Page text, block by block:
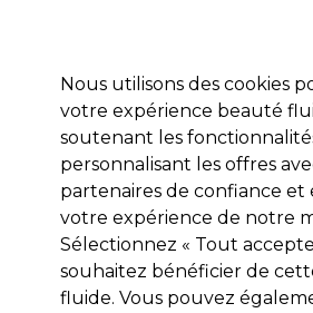
Se
Marques Bons plans Coiffure
Livraison et délais
lire la suite
Wunderbar
Wunderbar Coloration
Nous utilisons des cookies
votre expérience beauté
soutenant les
personnalisant les offres
partenaires de confiance et
votre expérience de notre
Sélectionnez « Tout
souhaitez bénéficier de
fluide. Vous pouvez